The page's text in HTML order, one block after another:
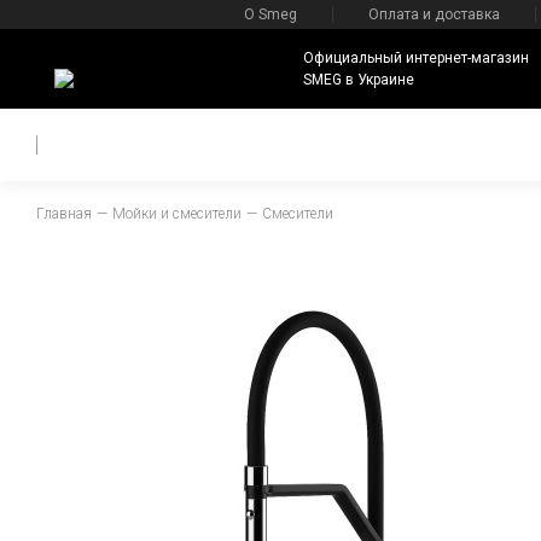
О Smeg Оплата и доставка
Официальный интернет-магазин
SMEG в Украине
Главная Мойки и смесители Смесители